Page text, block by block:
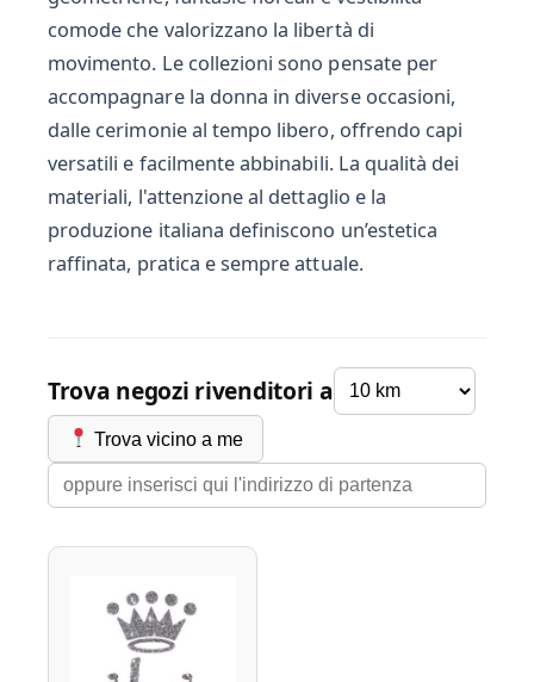
comode che valorizzano la libertà di
movimento. Le collezioni sono pensate per
accompagnare la donna in diverse occasioni,
dalle cerimonie al tempo libero, offrendo capi
versatili e facilmente abbinabili. La qualità dei
materiali, l'attenzione al dettaglio e la
produzione italiana definiscono un’estetica
raffinata, pratica e sempre attuale.
Trova negozi rivenditori a
Trova vicino a me